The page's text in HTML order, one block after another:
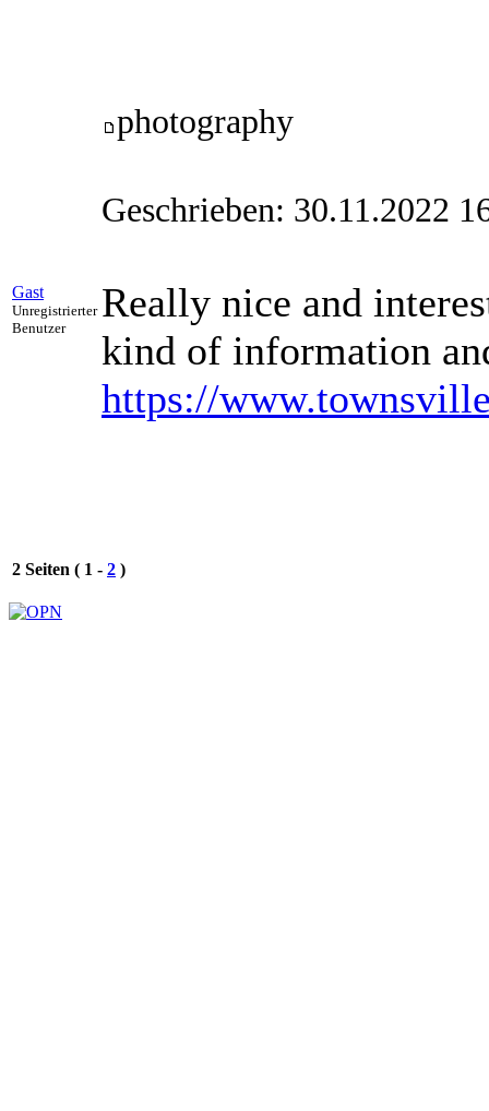
Gast
Unregistrierter
Benutzer
photography
Geschrieben: 30.11.2022
Really nice and
kind of information
https://
2 Seiten ( 1 - 2 )